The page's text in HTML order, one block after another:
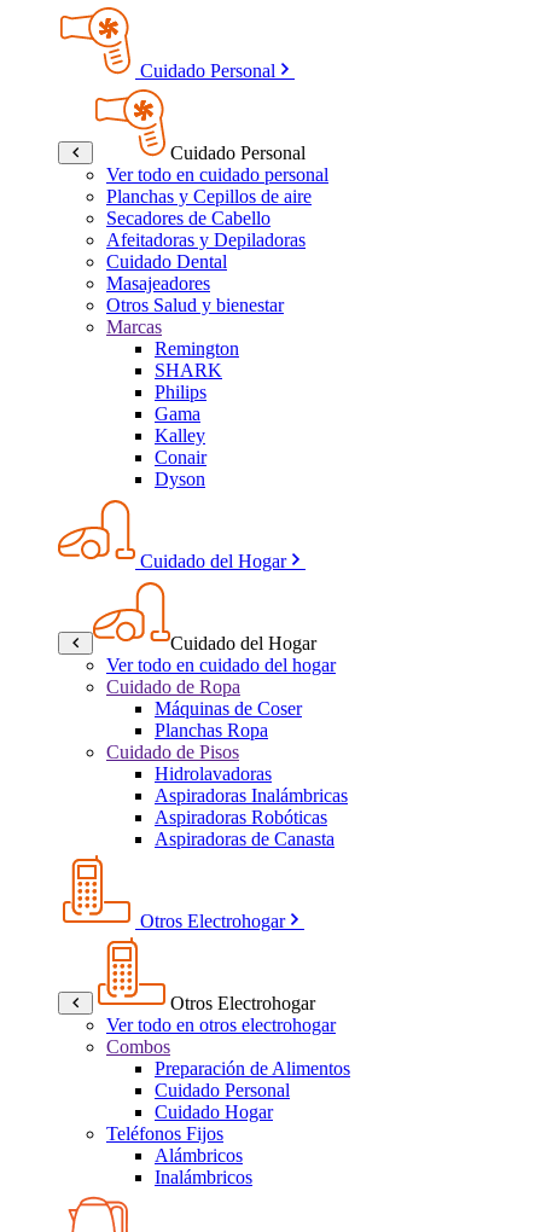
Cuidado Personal
Cuidado Personal
Ver todo en cuidado personal
Planchas y Cepillos de aire
Secadores de Cabello
Afeitadoras y Depiladoras
Cuidado Dental
Masajeadores
Otros Salud y bienestar
Marcas
Remington
SHARK
Philips
Gama
Kalley
Conair
Dyson
Cuidado del Hogar
Cuidado del Hogar
Ver todo en cuidado del hogar
Cuidado de Ropa
Máquinas de Coser
Planchas Ropa
Cuidado de Pisos
Hidrolavadoras
Aspiradoras Inalámbricas
Aspiradoras Robóticas
Aspiradoras de Canasta
Otros Electrohogar
Otros Electrohogar
Ver todo en otros electrohogar
Combos
Preparación de Alimentos
Cuidado Personal
Cuidado Hogar
Teléfonos Fijos
Alámbricos
Inalámbricos